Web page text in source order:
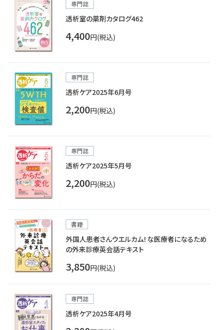
専門誌
透析室の薬剤カタログ462
4,400円(税込)
専門誌
透析ケア2025年6月号
2,200円(税込)
専門誌
透析ケア2025年5月号
2,200円(税込)
書籍
外国人患者さんウエルカム！な医療者になるため
の外来診療英会話テキスト
3,850円(税込)
専門誌
透析ケア2025年4月号